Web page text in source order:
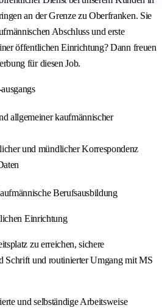
an der Grenze zu Oberfranken. Sie
Abschluss und erste
öffentlichen Einrichtung? Dann freuen
für diesen Job.
allgemeiner kaufmännischer
und mündlicher Korrespondenz
Berufsausbildung
Einrichtung
zu erreichen, sichere
Schrift und routinierter Umgang mit MS
und selbständige Arbeitsweise